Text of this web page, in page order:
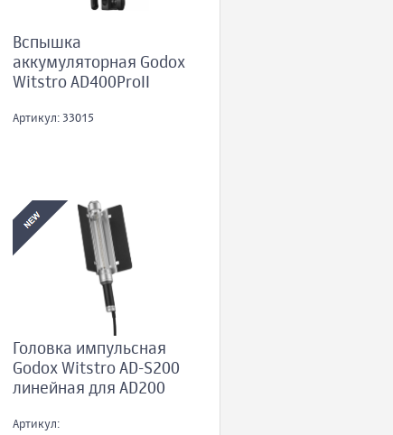
Вспышка
аккумуляторная Godox
Witstro AD400ProII
Артикул: 33015
Головка импульсная
Godox Witstro AD-S200
линейная для AD200
Артикул: